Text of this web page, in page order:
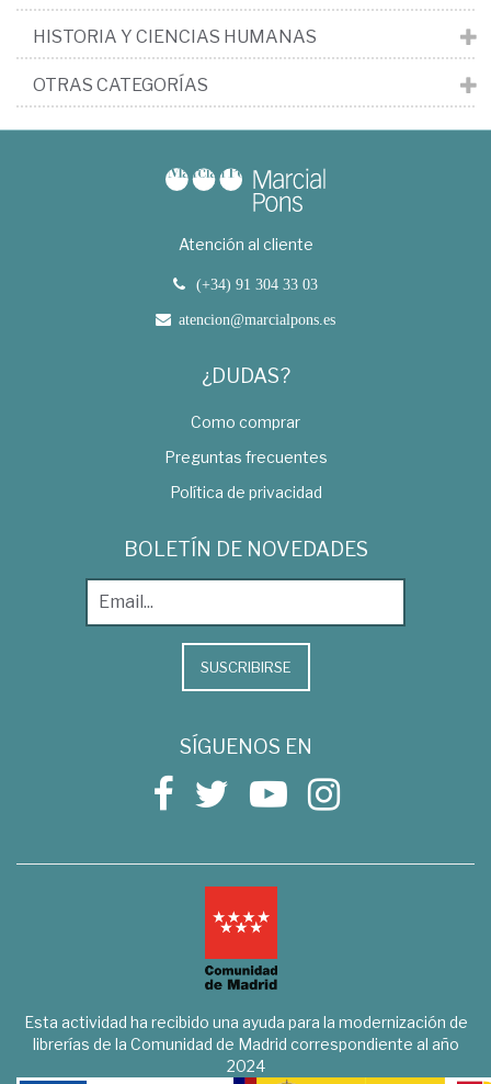
HISTORIA Y CIENCIAS HUMANAS
OTRAS CATEGORÍAS
Atención al cliente
(+34) 91 304 33 03
atencion@marcialpons.es
¿DUDAS?
Como comprar
Preguntas frecuentes
Política de privacidad
BOLETÍN DE NOVEDADES
SUSCRIBIRSE
SÍGUENOS EN
Esta actividad ha recibido una ayuda para la modernización de
librerías de la Comunidad de Madrid correspondiente al año
2024